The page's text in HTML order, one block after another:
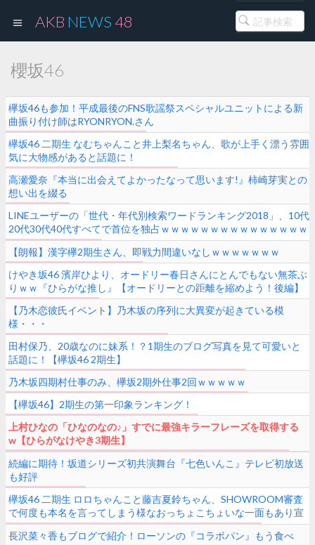
AKB NEWS 48
櫻坂46
欅坂46も参加！平成最後のFNS歌謡祭スペシャルユニットによる新
曲振り付け師はRYONRYON.さん
欅坂46 二期生 なむちゃんこと井上梨名ちゃん、歌が上手く漂う雰囲
気に大物感があると話題に！
高瀬愛奈『本当に出会えてよかったなって思います!』柿崎芽実との
想い出を綴る
LINEユーザーの「世代・年代別検索ワードランキング2018」、10代
20代30代40代すべてで首位を独占ｗｗｗｗｗｗｗｗｗｗｗｗｗｗｗ
ｗｗ
【朗報】漢字欅2期生さん、即戦力間違いなしｗｗｗｗｗｗｗ
けやき坂46 濱岸ひより、オードリー春日さんにとんでもない無茶ぶ
りｗｗ『ひらがな推し』【オードリーとの距離を縮めよう！後編】
【乃木恋彼氏イベント】乃木坂の序列に大異変が起きている模
様・・・
田村保乃、20歳なのに妹系！？1期生のブログ写真を見て可愛いと
話題に！【欅坂46 2期生】
乃木坂四期村仕事のみ、欅坂2期外仕事2回ｗｗｗｗｗ
【欅坂46】2期生の第一印象ランキング！
上村ひなの「ひなのなの♪」すでに最強キラーフレーズを取得する
w【ひらがなけやき3期生】
続編に期待！坂道シリーズ初共演舞台『七色いんこ』テレビ初放送
も好評
欅坂46 二期生 ロロちゃんこと藤吉夏鈴ちゃん、SHOWROOM審査
で何度も本名を言ってしまう様なおっちょこちょいな一面もあり宣
材写真とのギャップに注目度上昇中！
長沢菜々香もブログで紹介！ローソンの『コラボパン』もう食べ